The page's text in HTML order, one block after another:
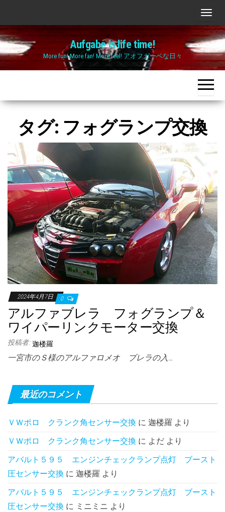
the
content
ナ
ビ
ゲ
ー
シ
ョ
ン
り
え
Aufgabe is life time!
More fun! More fan! More feel! アオフガーベな日々
タグ: フォグランプ交換
2024年4月7日 0
アルファブレラ フォグランプ＆
ワイパーリンクモーター交換
投稿者: 迦楼羅
一宮市のＳ様のアルファロメオ ブレラの入…
最近のコメント
ＶＷポロ クランク角センサー交換 に 迦楼羅 より
ＶＷポロ クランク角センサー交換 に よだ より
アバルト５９５ エンジンチェックランプ点灯 ブースト
圧センサー交換 に 迦楼羅 より
アバルト５９５ エンジンチェックランプ点灯 ブースト
圧センサー交換 に ミニミニ より